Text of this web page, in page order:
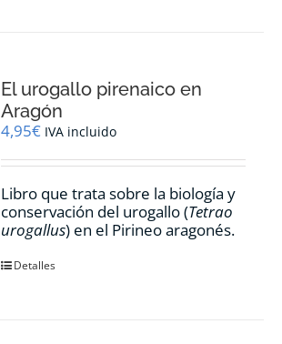
El urogallo pirenaico en
Aragón
4,95€ IVA incluido
Libro que trata sobre la biología y
conservación del urogallo (Tetrao
urogallus) en el Pirineo aragonés.
Detalles